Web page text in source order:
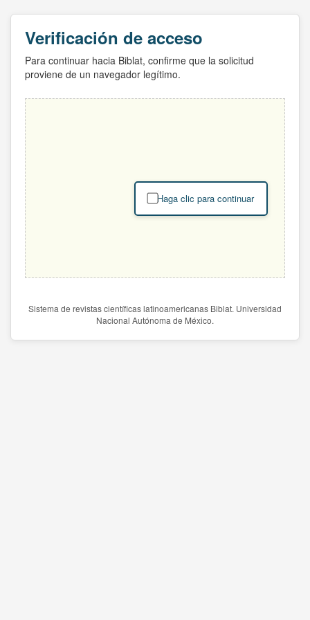
Verificación de acceso
Para continuar hacia Biblat, confirme que la solicitud
proviene de un navegador legítimo.
Haga clic para continuar
Sistema de revistas científicas latinoamericanas Biblat. Universidad
Nacional Autónoma de México.